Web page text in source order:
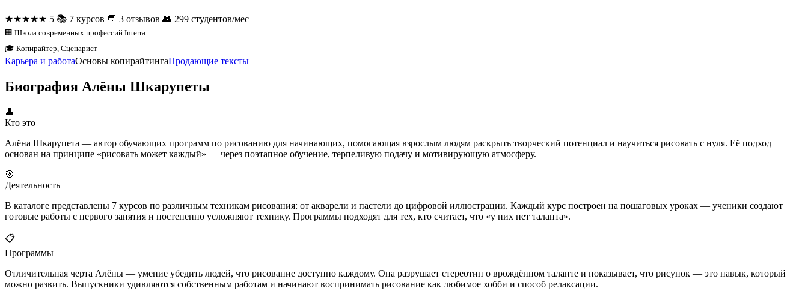
★★★★★ 5 📚 7 курсов 💬 3 отзывов 👥 299 студентов/мес
🏢 Школа современных профессий Interra
🎓 Копирайтер, Сценарист
Карьера и работаОсновы копирайтингаПродающие тексты
Биография Алёны Шкарупеты
👤
Кто это
Алёна Шкарупета — автор обучающих программ по рисованию для начинающих, помогающая взрослым людям раскрыть творческий потенциал и научиться рисовать с нуля. Её подход
основан на принципе «рисовать может каждый» — через поэтапное обучение, терпеливую подачу и мотивирующую атмосферу.
🎯
Деятельность
В каталоге представлены 7 курсов по различным техникам рисования: от акварели и пастели до цифровой иллюстрации. Каждый курс построен на пошаговых уроках — ученики создают
готовые работы с первого занятия и постепенно усложняют технику. Программы подходят для тех, кто считает, что «у них нет таланта».
📋
Программы
Отличительная черта Алёны — умение убедить людей, что рисование доступно каждому. Она разрушает стереотип о врождённом таланте и показывает, что рисунок — это навык, который
можно развить. Выпускники удивляются собственным работам и начинают воспринимать рисование как любимое хобби и способ релаксации.